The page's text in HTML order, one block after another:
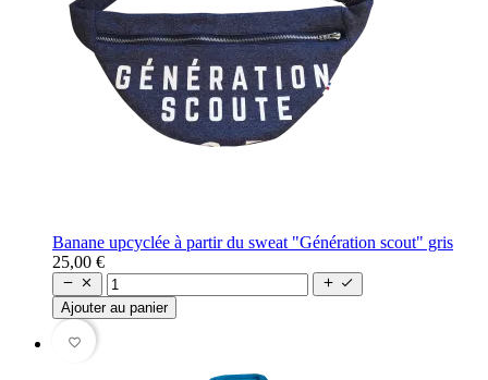
Banane upcyclée à partir du sweat "Génération scout" gris
25,00 €
   
Ajouter au panier
favorite_border